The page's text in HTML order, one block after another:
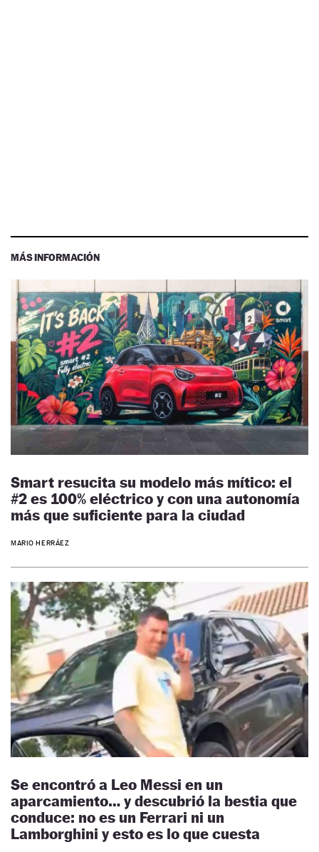
MÁS INFORMACIÓN
Smart resucita su modelo más mítico: el
#2 es 100% eléctrico y con una autonomía
más que suficiente para la ciudad
MARIO HERRÁEZ
Se encontró a Leo Messi en un
aparcamiento… y descubrió la bestia que
conduce: no es un Ferrari ni un
Lamborghini y esto es lo que cuesta